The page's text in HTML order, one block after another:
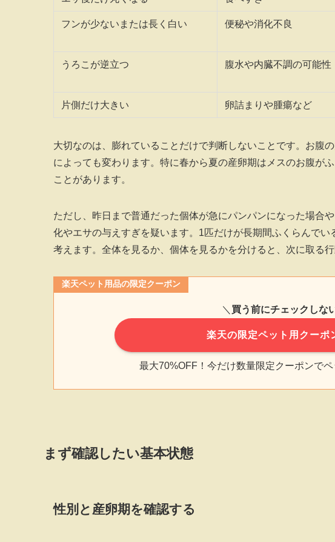
フンが少ないまたは長く白い 便秘や消化不良
うろこが逆立つ 腹水や内臓不調の可能性
片側だけ大きい 卵詰まりや腫瘍など
大切なのは、膨れていることだけで判断しないことです。お腹
によっても変わります。特に春から夏の産卵期はメスのお腹が
ことがあります。
ただし、昨日まで普通だった個体が急にパンパンになった場合
化やエサの与えすぎを疑います。1匹だけが長期間ふくらんで
考えます。全体を見るか、個体を見るかを分けると、次に取る
楽天ペット用品の限定クーポン
＼ 買う前にチェックしな
楽天の限定ペット用クーポ
最大70%OFF！今だけ数量限定クーポンで
まず確認したい基本状態
性別と産卵期を確認する